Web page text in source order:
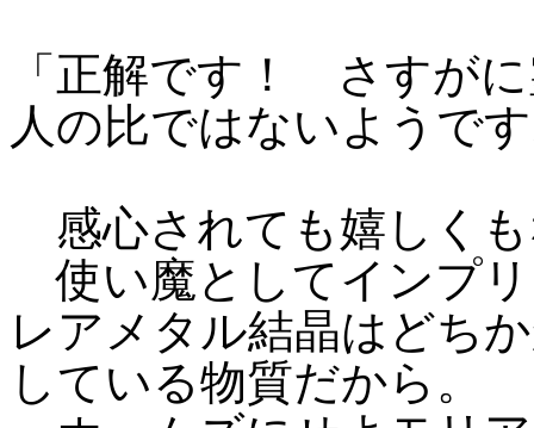
「正解です！ さすが
人の比ではないようで
感心されても嬉しく
使い魔としてインプ
レアメタル結晶はどち
している物質だから。